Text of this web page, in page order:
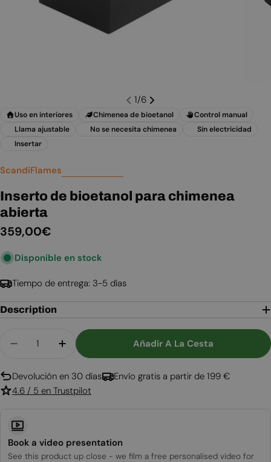
1/6
Uso en interiores Chimenea de bioetanol
Control manual
Llama ajustable
No se necesita chimenea
Sin electricidad
Insertar
ScandiFlames
Inserto de bioetanol para chimenea
abierta
Precio
359,00€
Disponible en stock
Tiempo de entrega: 3-5 días
Description
Disminuir Cantidad Para Inserto De Bioetanol
Aumentar Cantidad Para Inserto De
Añadir A La Cesta
Devolución en 30 días
Envío gratis a partir de 199 €
4.6 / 5 en Trustpilot
Book a video presentation
See this product up close - we film a free personalised video for